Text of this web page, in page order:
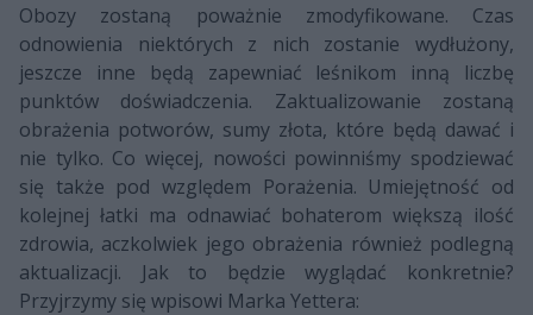
Obozy zostaną poważnie zmodyfikowane. Czas
odnowienia niektórych z nich zostanie wydłużony,
jeszcze inne będą zapewniać leśnikom inną liczbę
punktów doświadczenia. Zaktualizowanie zostaną
obrażenia potworów, sumy złota, które będą dawać i
nie tylko. Co więcej, nowości powinniśmy spodziewać
się także pod względem Porażenia. Umiejętność od
kolejnej łatki ma odnawiać bohaterom większą ilość
zdrowia, aczkolwiek jego obrażenia również podlegną
aktualizacji. Jak to będzie wyglądać konkretnie?
Przyjrzymy się wpisowi Marka Yettera: